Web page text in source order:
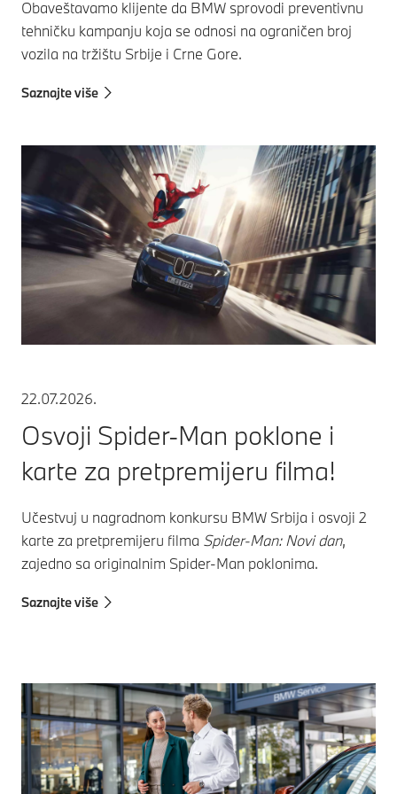
Obaveštavamo klijente da BMW sprovodi preventivnu
tehničku kampanju koja se odnosi na ograničen broj
vozila na tržištu Srbije i Crne Gore.
Saznajte više
22.07.2026.
Osvoji Spider-Man poklone i
karte za pretpremijeru filma!
Učestvuj u nagradnom konkursu BMW Srbija i osvoji 2
karte za pretpremijeru filma Spider-Man: Novi dan,
zajedno sa originalnim Spider-Man poklonima.
Saznajte više